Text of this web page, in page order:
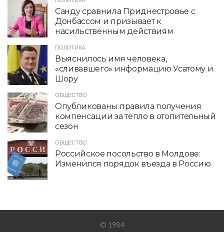
Санду сравнила Приднестровье с
Донбассом и призывает к
насильственным действиям
ПОЛИТИКА
Выяснилось имя человека,
«сливавшего» информацию Усатому и
Шору
ОБЩЕСТВО
Опубликованы правила получения
компенсации за тепло в отопительный
сезон
ОБЩЕСТВО
Российское посольство в Молдове:
Изменился порядок въезда в Россию
© 1984